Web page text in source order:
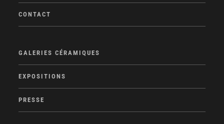
CONTACT
GALERIES CÉRAMIQUES
EXPOSITIONS
PRESSE